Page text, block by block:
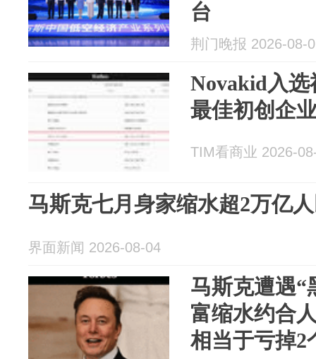
台
荆门晚报 2026-08-
Novakid入选
最佳初创企
TIM看商业 2026-
马斯克七月身家缩水超2万亿
界面新闻 2026-08-04
马斯克遭遇“
富缩水约合
相当于亏掉2